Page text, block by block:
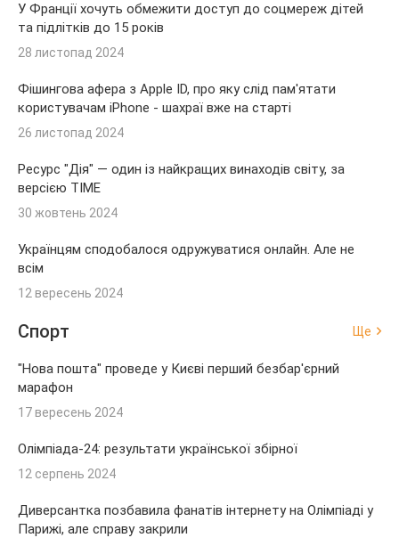
У Франції хочуть обмежити доступ до соцмереж дітей
та підлітків до 15 років
28 листопад 2024
Фішингова афера з Apple ID, про яку слід пам'ятати
користувачам iPhone - шахраї вже на старті
26 листопад 2024
Ресурс "Дія" — один із найкращих винаходів світу, за
версією TIME
30 жовтень 2024
Українцям сподобалося одружуватися онлайн. Але не
всім
12 вересень 2024
Спорт Ще
"Нова пошта" проведе у Києві перший безбар'єрний
марафон
17 вересень 2024
Олімпіада-24: результати української збірної
12 серпень 2024
Диверсантка позбавила фанатів інтернету на Олімпіаді у
Парижі, але справу закрили